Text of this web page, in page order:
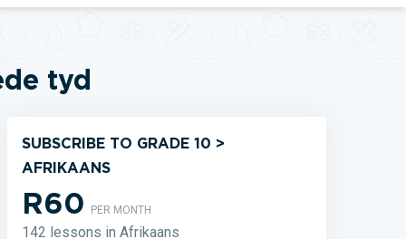
tyd
SUBSCRIBE TO GRADE 10 >
AFRIKAANS
R60PER MONTH
142 lessons in Afrikaans